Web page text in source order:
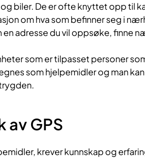
biler. De er ofte knyttet opp til
om hva som befinner seg i
en adresse du vil oppsøke, finne
som er tilpasset personer
som hjelpemidler og man
GPS
krever kunnskap og